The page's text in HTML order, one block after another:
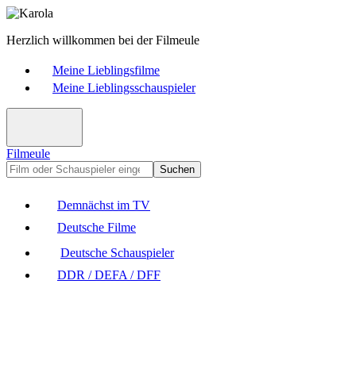
Herzlich willkommen bei der Filmeule
Meine Lieblingsfilme
Meine Lieblingsschauspieler
Filmeule
Suchen
Demnächst im TV
Deutsche Filme
Deutsche Schauspieler
DDR / DEFA / DFF